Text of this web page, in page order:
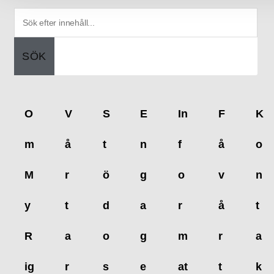
SÖK
O
m
M
y
R
ig
V
å
r
t
a
r
S
t
ö
d
o
s
E
n
g
a
g
e
In
f
o
r
m
at
F
å
v
å
r
t
K
o
n
t
a
k